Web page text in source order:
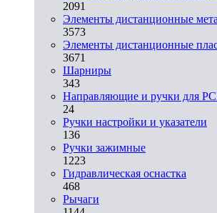
2091
Элементы дистанционные
3573
Элементы дистанционные
3671
Шарниры
343
Направляющие и ручки для
24
Ручки настройки и указатели
136
Ручки зажимные
1223
Гидравлическая оснастка
468
Рычаги